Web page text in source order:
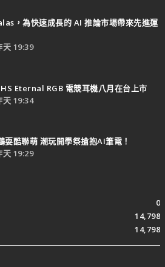
，為快速成長的 AI 推論市場帶來先進運
天 19:39
Eternal RGB 電競耳機八月在台上市
天 19:34
耍酷聯萌 潮玩開學祭搶抱AI筆電！
天 19:29
0
14,798
14,798